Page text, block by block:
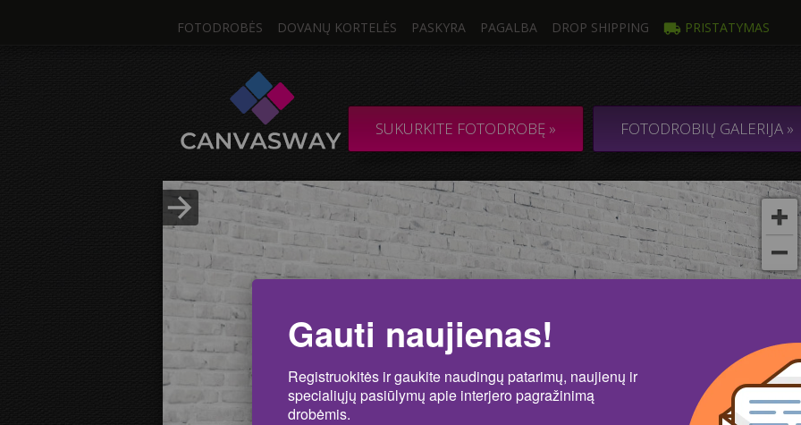
FOTODROBĖS DOVANŲ KORTELĖS PASKYRA PAGALBA DROP SHIPPING PRISTATYMAS
SUKURKITE FOTODROBĘ » FOTODROBIŲ GALERIJA »
DROBĖ / SUDĖTINĖ DROBĖ iš 1
Nuotraukos
KOLIAŽAS /
Gauti naujienas!
Registruokitės ir gaukite naudingų patarimų, naujienų ir
specialiųjų pasiūlymų apie interjero pagražinimą
drobėmis.